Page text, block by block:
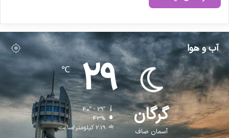
ر
و
ز
ه
د
ر
آب و هوا
گرگان
آسمان صاف
29
℃
40º - 29º
43%
2.19 کیلومتر/ساعت